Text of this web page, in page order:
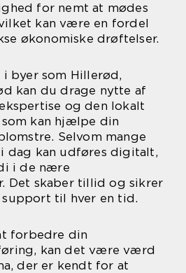
for nemt at mødes
kan være en fordel
økonomiske drøftelser.
i byer som Hillerød,
kan du drage nytte af
og den lokalt
kan hjælpe din
Selvom mange
dag kan udføres digitalt,
i de nære
Det skaber tillid og sikrer
til hver en tid.
forbedre din
kan det være værd
der er kendt for at